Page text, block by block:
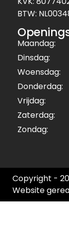
BTW:
Maandag:
Dinsdag:
Woensdag:
Donderdag:
Vrijdag:
Zaterdag:
Zondag:
Copyright -
Website